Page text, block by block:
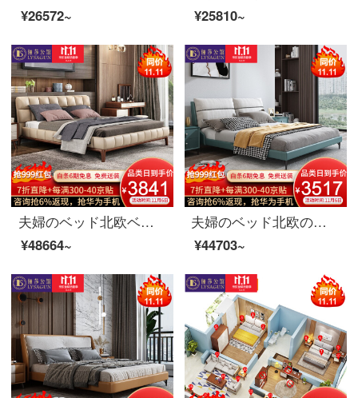
¥26572~
¥25810~
夫婦のベッド北欧ベッドの実木のダブルベッド1.8メートル現代簡単なベッドルームの皮芸ベッドの家具のベッド+マットレス+マットレスの1つ1800*2000
¥48664~
夫婦のベッド北欧の軽奢な布芸ダブルベッド1.8メートル現代簡単な寝室のシングル1.5メートルの木のベッドの家具のベッド+マットレス+マットレス*2 1800*2000
¥44703~